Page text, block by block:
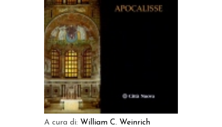
AGGIUNGI AL CARRELLO
A cura di: William C. Weinrich